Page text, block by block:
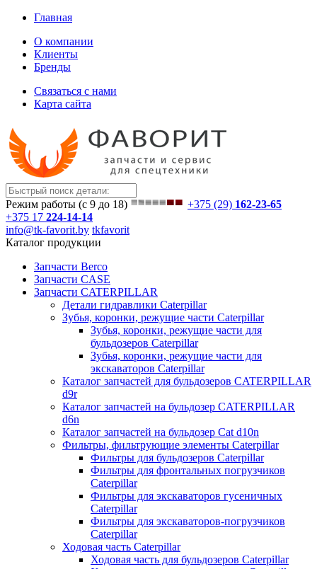
Главная
О компании
Клиенты
Бренды
Связаться с нами
Карта сайта
Режим работы (с 9 до 18) +375 (29) 162-23-65
+375 17 224-14-14
info@tk-favorit.by tkfavorit
Каталог продукции
Запчасти Berco
Запчасти CASE
Запчасти CATERPILLAR
Детали гидравлики Caterpillar
Зубья, коронки, режущие части Caterpillar
Зубья, коронки, режущие части для
бульдозеров Caterpillar
Зубья, коронки, режущие части для
экскаваторов Caterpillar
Каталог запчастей для бульдозеров CATERPILLAR
d9r
Каталог запчастей на бульдозер CATERPILLAR
d6n
Каталог запчастей на бульдозер Сat d10n
Фильтры, фильтрующие элементы Caterpillar
Фильтры для бульдозеров Caterpillar
Фильтры для фронтальных погрузчиков
Caterpillar
Фильтры для экскаваторов гусеничных
Caterpillar
Фильтры для экскаваторов-погрузчиков
Caterpillar
Ходовая часть Caterpillar
Ходовая часть для бульдозеров Caterpillar